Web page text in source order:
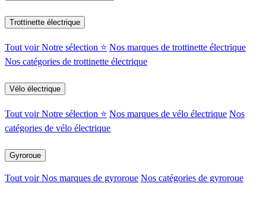
Trottinette électrique
Tout voirNotre sélection ⭐ Nos marques de trottinette électrique
Nos catégories de trottinette électrique
Vélo électrique
Tout voirNotre sélection ⭐ Nos marques de vélo électrique Nos
catégories de vélo électrique
Gyroroue
Tout voirNos marques de gyroroue Nos catégories de gyroroue